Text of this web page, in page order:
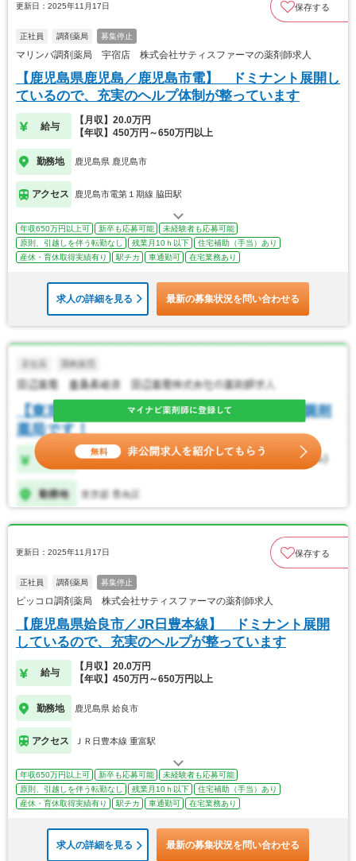
更新日：2025年11月17日 保存する
正社員 調剤薬局 募集停止
マリンバ調剤薬局 宇宿店 株式会社サティスファーマの薬剤師求人
【鹿児島県鹿児島／鹿児島市電】 ドミナント展開し
ているので、充実のヘルプ体制が整っています
給与
【月収】20.0万円
【年収】450万円～650万円以上
勤務地 鹿児島県 鹿児島市
アクセス 鹿児島市電第１期線 脇田駅
年収650万円以上可 新卒も応募可能
未経験者も応募可能
原則、引越しを伴う転勤なし
残業月10ｈ以下
住宅補助（手当）あり
産休・育休取得実績有り
駅チカ 車通勤可 在宅業務あり
求人の詳細を見る 最新の募集状況を問い合わせる
更新日：2025年11月17日 保存する
正社員 調剤薬局 募集停止
ピッコロ調剤薬局 株式会社サティスファーマの薬剤師求人
【鹿児島県姶良市／JR日豊本線】 ドミナント展開
しているので、充実のヘルプが整っています
給与
【月収】20.0万円
【年収】450万円～650万円以上
勤務地 鹿児島県 姶良市
アクセス ＪＲ日豊本線 重富駅
年収650万円以上可 新卒も応募可能
未経験者も応募可能
原則、引越しを伴う転勤なし
残業月10ｈ以下
住宅補助（手当）あり
産休・育休取得実績有り
駅チカ 車通勤可 在宅業務あり
求人の詳細を見る 最新の募集状況を問い合わせる